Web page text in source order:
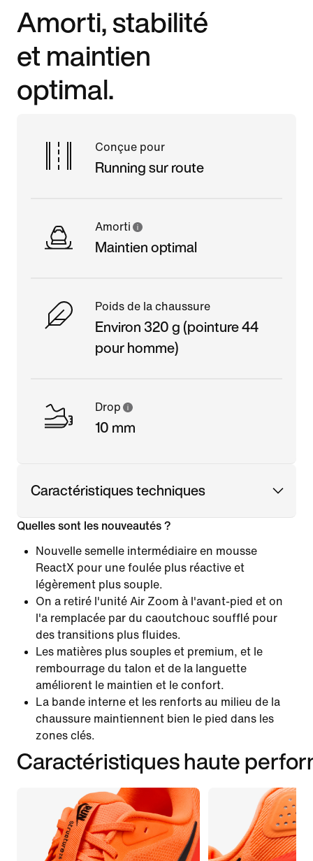
Amorti, stabilité
et maintien
optimal.
Conçue pour
Running sur route
Amorti
Maintien optimal
Poids de la chaussure
Environ 320 g (pointure 44
pour homme)
Drop
10 mm
Caractéristiques techniques
Quelles sont les nouveautés ?
Nouvelle semelle intermédiaire en mousse
ReactX pour une foulée plus réactive et
légèrement plus souple.
On a retiré l'unité Air Zoom à l'avant-pied et on
l'a remplacée par du caoutchouc soufflé pour
des transitions plus fluides.
Les matières plus souples et premium, et le
rembourrage du talon et de la languette
améliorent le maintien et le confort.
La bande interne et les renforts au milieu de la
chaussure maintiennent bien le pied dans les
zones clés.
Caractéristiques haute